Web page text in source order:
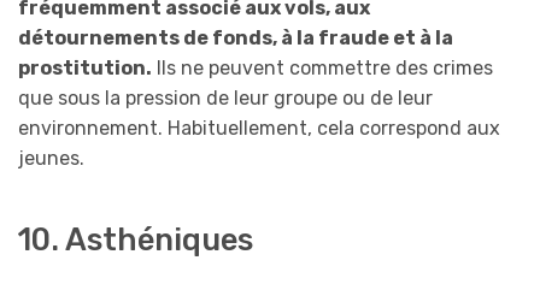
fréquemment associé aux vols, aux
détournements de fonds, à la fraude et à la
prostitution. Ils ne peuvent commettre des crimes
que sous la pression de leur groupe ou de leur
environnement. Habituellement, cela correspond aux
jeunes.
10. Asthéniques